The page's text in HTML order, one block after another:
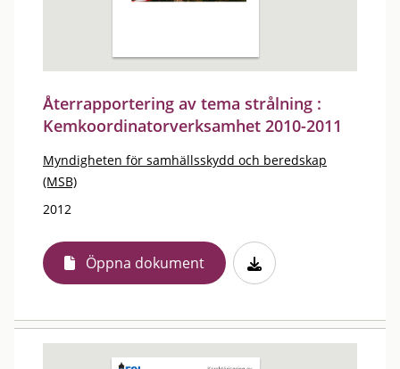
Återrapportering av tema strålning :
Kemkoordinatorverksamhet 2010-2011
Myndigheten för samhällsskydd och beredskap
(MSB)
2012
Öppna dokument